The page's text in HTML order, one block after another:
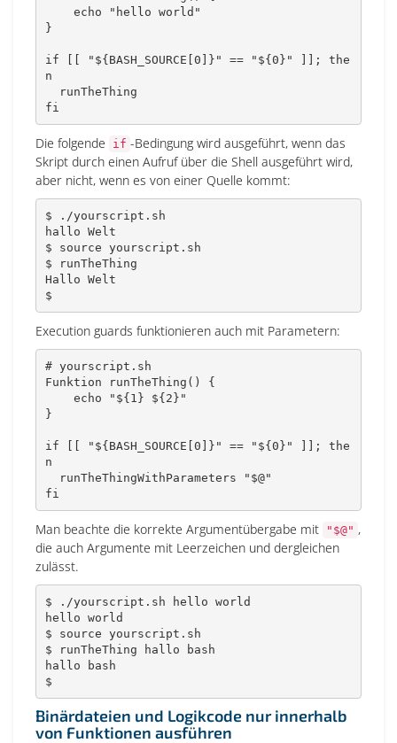
echo
"hello world"
}
if [ [ " ${BASH_SOURCE [0 ] } " == " ${0} " ] ] ;
the
n
fi
Die folgende if -Bedingung wird ausgeführt, wenn das
Skript durch einen Aufruf über die Shell ausgeführt wird,
aber nicht, wenn es von einer Quelle kommt:
$ ./yourscript.sh
hallo Welt
$ source yourscript.sh
$ runTheThing
Hallo Welt
$
Execution guards funktionieren auch mit Parametern:
# yourscript.sh
Funktion
runTheThing ( )
{
echo
" ${1} ${2} "
}
if [ [ " ${BASH_SOURCE [0 ] } " == " ${0} " ] ] ;
the
n
  runTheThingWithParameters
" $@"
fi
Man beachte die korrekte Argumentübergabe mit "$@" ,
die auch Argumente mit Leerzeichen und dergleichen
zulässt.
$ ./yourscript.sh hello world
hello world
$ source yourscript.sh
$ runTheThing hallo
bash
hallo
bash
$
Binärdateien und Logikcode nur innerhalb
von Funktionen ausführen